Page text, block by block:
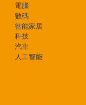
電腦
數碼
智能家居
科技
汽車
人工智能